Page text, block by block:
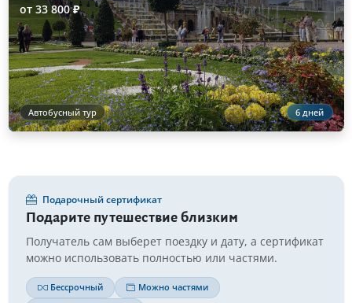
от 33 800 ₽
Автобусный тур 6 дней
Подарочный сертификат
Подарите путешествие близким
Получатель сам выберет поездку и дату, а сертификат
можно использовать полностью или частями.
Бессрочный
Можно частями